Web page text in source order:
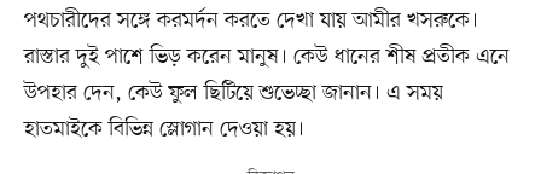
পথচারীদের সঙ্গে করমর্দন করতে দেখা যায় আমীর খসরুকে।
রাস্তার দুই পাশে ভিড় করেন মানুষ। কেউ ধানের শীষ প্রতীক এনে
উপহার দেন, কেউ ফুল ছিটিয়ে শুভেচ্ছা জানান। এ সময়
হাতমাইকে বিভিন্ন স্লোগান দেওয়া হয়।